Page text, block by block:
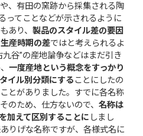
、有田の窯跡から採集される陶
ってことなどが示されるように
あり、製品のスタイル差の要因
産時期の差ではと考えられるよ
谷”の産地論争などはまだ引き
一度産地という概念をすっかり
イル別分類にすることにしたの
とがありました。すでに各名称
のため、仕方ないので、名称は
加えて区別することに しまし
りげな名称ですが、各様式名に